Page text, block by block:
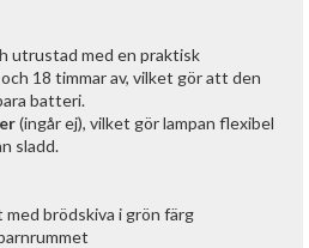
utrustad med en praktisk
18 timmar av, vilket gör att den
batteri.
(ingår ej), vilket gör lampan flexibel
sladd.
brödskiva i grön färg